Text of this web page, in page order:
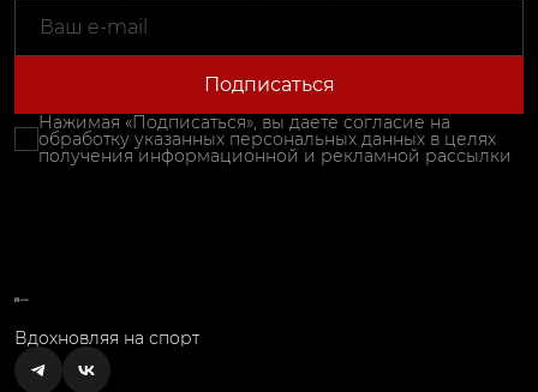
Подписаться
Нажимая «Подписаться», вы даете согласие на
обработку указанных персональных данных в целях
получения информационной и рекламной рассылки
Вдохновляя на спорт